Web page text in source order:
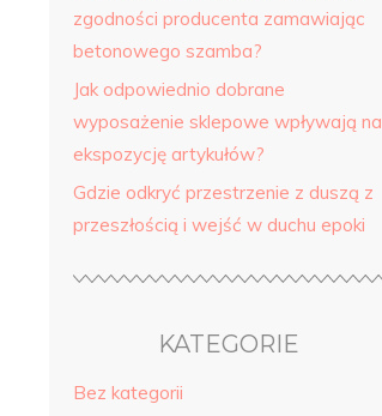
zgodności producenta zamawiając
betonowego szamba?
Jak odpowiednio dobrane
wyposażenie sklepowe wpływają na
ekspozycję artykułów?
Gdzie odkryć przestrzenie z duszą z
przeszłością i wejść w duchu epoki
KATEGORIE
Bez kategorii